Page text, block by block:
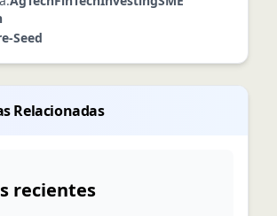
Seed
Relacionadas
recientes